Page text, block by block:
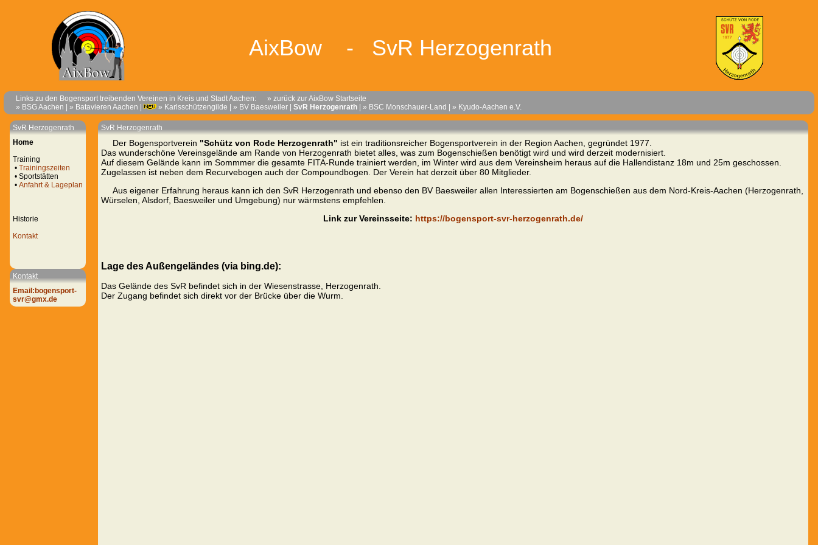
AixBow - SvR Herzogenrath
Links zu den Bogensport treibenden Vereinen in Kreis und Stadt Aachen: » zurück zur AixBow Startseite
» BSG Aachen
» Batavieren Aachen » Karlsschützengilde » BV Baesweiler SvR Herzogenrath » BSC Monschauer-Land » Kyudo-Aachen e.V.
SvR Herzogenrath
Home
Training
• Trainingszeiten
• Sportstätten
• Anfahrt & Lageplan
Historie
Kontakt
Kontakt
Email:bogensport-
svr@gmx.de
SvR Herzogenrath
Der Bogensportverein "Schütz von Rode Herzogenrath" ist ein traditionsreicher Bogensportverein in der Region Aachen, gegründet 1977.
Das wunderschöne Vereinsgelände am Rande von Herzogenrath bietet alles, was zum Bogenschießen benötigt wird und wird derzeit modernisiert.
Auf diesem Gelände kann im Sommmer die gesamte FITA-Runde trainiert werden, im Winter wird aus dem Vereinsheim heraus auf die Hallendistanz 18m und 25m geschossen.
Zugelassen ist neben dem Recurvebogen auch der Compoundbogen. Der Verein hat derzeit über 80 Mitglieder.
Aus eigener Erfahrung heraus kann ich den SvR Herzogenrath und ebenso den BV Baesweiler allen Interessierten am Bogenschießen aus dem Nord-Kreis-Aachen (Herzogenrath,
Würselen, Alsdorf, Baesweiler und Umgebung) nur wärmstens empfehlen.
Link zur Vereinsseite: https://bogensport-svr-herzogenrath.de/
Lage des Außengeländes (via bing.de):
Das Gelände des SvR befindet sich in der Wiesenstrasse, Herzogenrath.
Der Zugang befindet sich direkt vor der Brücke über die Wurm.